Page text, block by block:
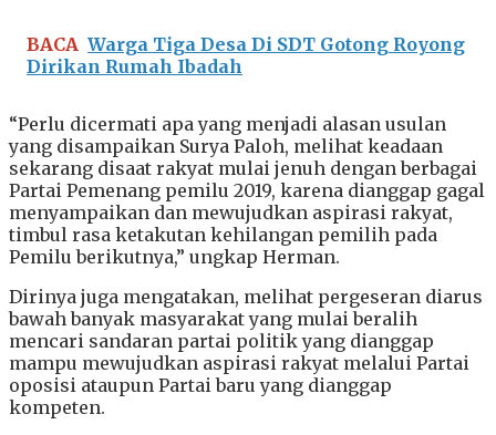
BACA Warga Tiga Desa Di SDT Gotong Royong
Dirikan Rumah Ibadah
“Perlu dicermati apa yang menjadi alasan usulan
yang disampaikan Surya Paloh, melihat keadaan
sekarang disaat rakyat mulai jenuh dengan berbagai
Partai Pemenang pemilu 2019, karena dianggap gagal
menyampaikan dan mewujudkan aspirasi rakyat,
timbul rasa ketakutan kehilangan pemilih pada
Pemilu berikutnya,” ungkap Herman.
Dirinya juga mengatakan, melihat pergeseran diarus
bawah banyak masyarakat yang mulai beralih
mencari sandaran partai politik yang dianggap
mampu mewujudkan aspirasi rakyat melalui Partai
oposisi ataupun Partai baru yang dianggap
kompeten.